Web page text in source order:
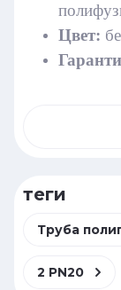
Цвет:
теги
Труба
2 PN20